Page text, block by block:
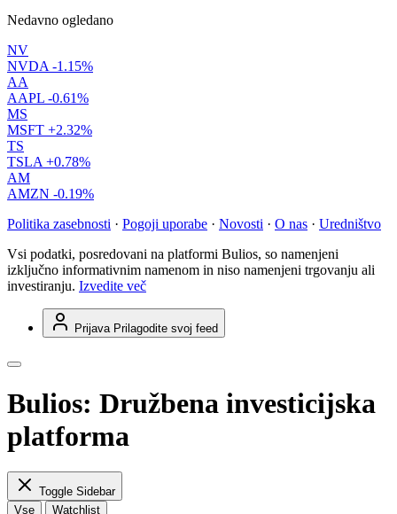
Nedavno ogledano
NV
NVDA -1.15%
AA
AAPL -0.61%
MS
MSFT +2.32%
TS
TSLA +0.78%
AM
AMZN -0.19%
Politika zasebnosti · Pogoji uporabe · Novosti · O nas · Uredništvo
Vsi podatki, posredovani na platformi Bulios, so namenjeni
izključno informativnim namenom in niso namenjeni trgovanju ali
investiranju. Izvedite več
Prijava Prilagodite svoj feed
Bulios: Družbena investicijska
platforma
Toggle Sidebar
Vse
Watchlist